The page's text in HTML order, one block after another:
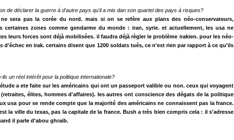
de déclarer la guerre à d'autre pays qu'il a mis dan son quartel des pays à risques?
ne sera pas la corée du nord. mais si on se refère aux plans des néo-conservateurs,
certaines zones comme gendarme du monde : iran, syrie. et actuellement, les usa ne
leurs forces sont déjà mobilisées. il faudra déjà règler le problème irakien. pour les néo-
d'échec en irak. certains disent que 1200 soldats tués, ce n'est rien par rapport à ce qu'ils
un réel intérêt pour la politique internationale?
a ete faite sur les américains qui ont un passeport valible ou non. ceux qui voyagent
élites, hommes d'affaires). les autres ont conscience des dégats de la politique
usa pour se rende compte que la majorité des américains ne connaissent pas la france.
la ville du texas, pas la capitale de la france. Bush a très bien compris cela : il s'adresse
il parle d'abou ghraib.